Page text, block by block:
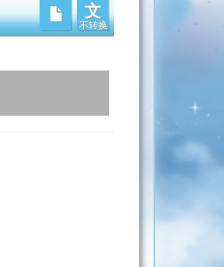
文
不转换